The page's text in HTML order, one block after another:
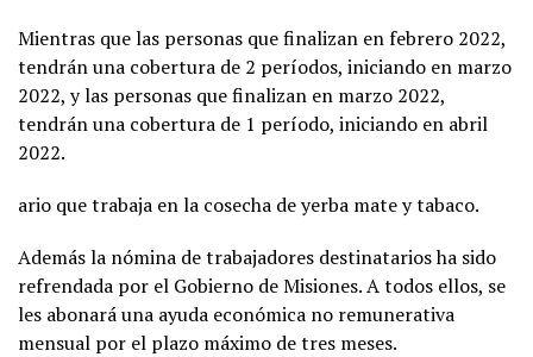
Mientras que las personas que finalizan en febrero 2022,
tendrán una cobertura de 2 períodos, iniciando en marzo
2022, y las personas que finalizan en marzo 2022,
tendrán una cobertura de 1 período, iniciando en abril
2022.
ario que trabaja en la cosecha de yerba mate y tabaco.
Además la nómina de trabajadores destinatarios ha sido
refrendada por el Gobierno de Misiones. A todos ellos, se
les abonará una ayuda económica no remunerativa
mensual por el plazo máximo de tres meses.